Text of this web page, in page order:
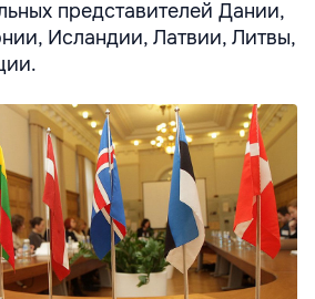
представителей Дании,
Исландии, Латвии, Литвы,